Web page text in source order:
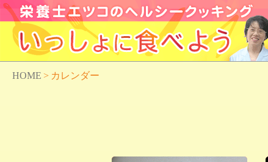
HOME > カレンダー